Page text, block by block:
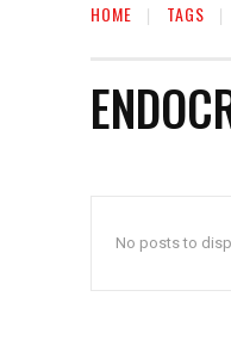
HOME TAGS
No posts to